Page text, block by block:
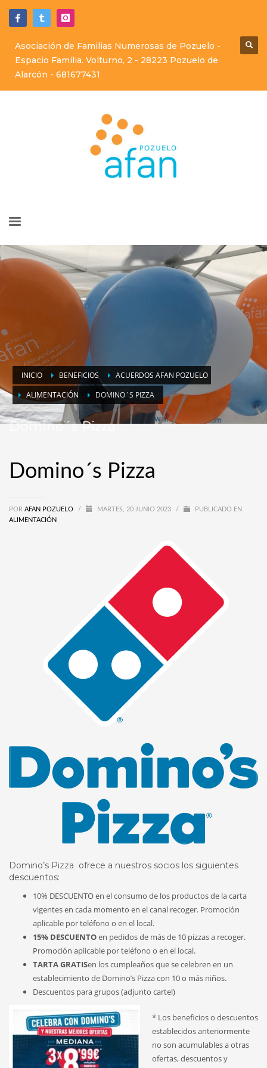
Asociación de Familias Numerosas de Pozuelo -
Espacio Familia. Volturno, 2 - 28223 Pozuelo de
Alarcón - 681677431
INICIO BENEFICIOS
ACUERDOS AFAN POZUELO
ALIMENTACIÓN
DOMINO´S PIZZA
Domino´s Pizza
Domino´s Pizza
POR AFAN POZUELO / MARTES, 20 JUNIO 2023 /
PUBLICADO EN
ALIMENTACIÓN
Domino’s Pizza ofrece a nuestros socios los siguientes
descuentos:
10% DESCUENTO en el consumo de los productos de la carta
vigentes en cada momento en el canal recoger. Promoción
aplicable por teléfono o en el local.
15% DESCUENTOen pedidos de más de 10 pizzas a recoger.
Promoción aplicable por teléfono o en el local.
TARTA GRATISen los cumpleaños que se celebren en un
establecimiento de Domino’s Pizza con 10 o más niños.
Descuentos para grupos (adjunto cartel)
* Los beneficios o descuentos
establecidos anteriormente
no son acumulables a otras
ofertas, descuentos y